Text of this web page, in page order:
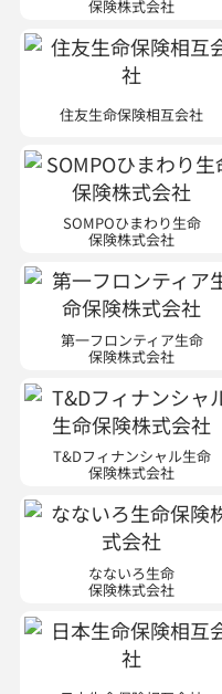
保険株式会社
住友生命保険相互会社
SOMPOひまわり生命
保険株式会社
第一フロンティア生命
保険株式会社
T&Dフィナンシャル生命
保険株式会社
なないろ生命
保険株式会社